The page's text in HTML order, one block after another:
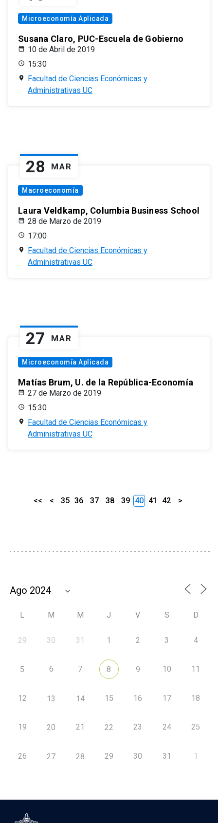
Microeconomía Aplicada
Susana Claro, PUC-Escuela de Gobierno
10 de Abril de 2019
15:30
Facultad de Ciencias Económicas y
Administrativas UC
28 MAR
Macroeconomía
Laura Veldkamp, Columbia Business School
28 de Marzo de 2019
17:00
Facultad de Ciencias Económicas y
Administrativas UC
27 MAR
Microeconomía Aplicada
Matías Brum, U. de la República-Economía
27 de Marzo de 2019
15:30
Facultad de Ciencias Económicas y
Administrativas UC
<< < 35 36 37 38 39 40 41 42 >
L M M J V S D
29 30 31 1 2 3 4
5 6 7 8 9 10 11
12 13 14 15 16 17 18
19 20 21 22 23 24 25
26 27 28 29 30 31 1